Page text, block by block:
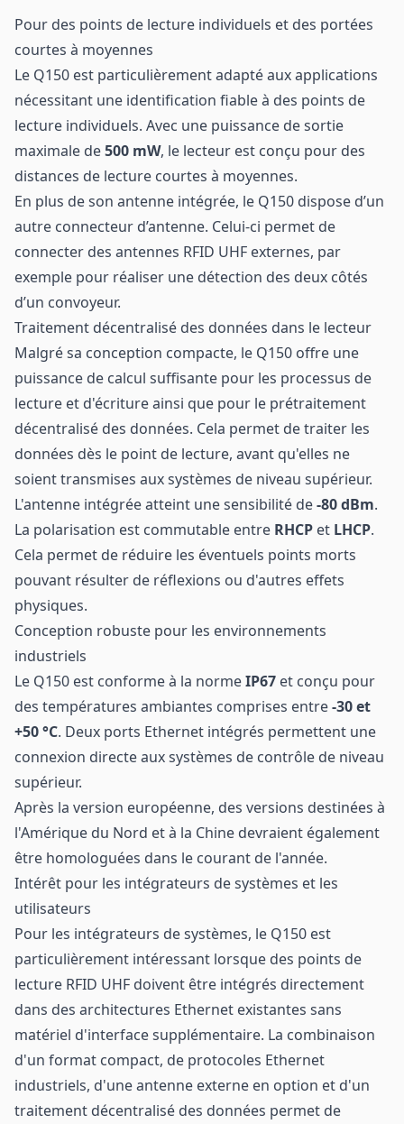
Pour des points de lecture individuels et des portées
courtes à moyennes
Le Q150 est particulièrement adapté aux applications
nécessitant une identification fiable à des points de
lecture individuels. Avec une puissance de sortie
maximale de500 mW, le lecteur est conçu pour des
distances de lecture courtes à moyennes.
En plus de son antenne intégrée, le Q150 dispose d’un
autre connecteur d’antenne. Celui-ci permet de
connecter des antennes RFID UHF externes, par
exemple pour réaliser une détection des deux côtés
d’un convoyeur.
Traitement décentralisé des données dans le lecteur
Malgré sa conception compacte, le Q150 offre une
puissance de calcul suffisante pour les processus de
lecture et d'écriture ainsi que pour le prétraitement
décentralisé des données. Cela permet de traiter les
données dès le point de lecture, avant qu'elles ne
soient transmises aux systèmes de niveau supérieur.
L'antenne intégrée atteint une sensibilité de-80 dBm.
La polarisation est commutable entre RHCP et LHCP.
Cela permet de réduire les éventuels points morts
pouvant résulter de réflexions ou d'autres effets
physiques.
Conception robuste pour les environnements
industriels
Le Q150 est conforme à la normeIP67 et conçu pour
des températures ambiantes comprises entre-30 et
+50 °C. Deux ports Ethernet intégrés permettent une
connexion directe aux systèmes de contrôle de niveau
supérieur.
Après la version européenne, des versions destinées à
l'Amérique du Nord et à la Chine devraient également
être homologuées dans le courant de l'année.
Intérêt pour les intégrateurs de systèmes et les
utilisateurs
Pour les intégrateurs de systèmes, le Q150 est
particulièrement intéressant lorsque des points de
lecture RFID UHF doivent être intégrés directement
dans des architectures Ethernet existantes sans
matériel d'interface supplémentaire. La combinaison
d'un format compact, de protocoles Ethernet
industriels, d'une antenne externe en option et d'un
traitement décentralisé des données permet de